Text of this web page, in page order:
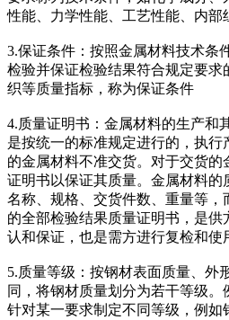
性能、力学性能、工艺性能、内部
3.保证条件：按照金属材料技术条
检验并保证检验结果符合规定要求
织等质量指标，称为保证条件
4.质量证明书：金属材料的生产和
是按统一的标准规定进行的，执
的金属材料不准交货。对于交货
证明书以保证其质量。金属材料的
名称、规格、交货件数、重量等，
的全部检验结果质量证明书，是
认和保证，也是需方进行复检和使
5.质量等级：按钢材表面质量、外
同，将钢材质量划分为若干等级
针对某一要求制定不同等级，例如